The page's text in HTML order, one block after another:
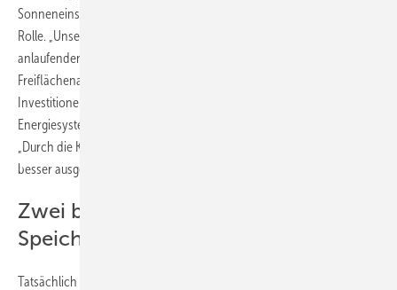
Sonneneinstrahlung am Anlagenstandort spielen hier noch eine
Rolle. „Unsere Berechnungen zeigen, dass die in Deutschland gerade
anlaufenden Großprojekte mit einer Kombination aus PV-
Freiflächenanlage, Windpark und stationären Batteriespeichern gute
Investitionen sind“, erklärt Christoph Kost, Abteilungsleiter für
Energiesystemanalyse am Fraunhofer ISE und Hauptautor der Studie.
„Durch die Kombination können hier beispielsweise Netzkapazitäten
besser ausgenutzt werden.“
Zwei bis vier Cent mehr durch
Speicher
Tatsächlich liegen die Stromgestehungskosten bei Solarparks